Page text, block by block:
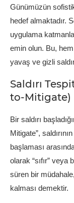
Günümüzün
hedef almaktadır.
uygulama
emin olun. Bu, hem
yavaş ve gizli
Saldırı
to-Mitigate)
Bir saldırı
Mitigate”,
başlaması
olarak “sıfır”
süren bir
kalması demektir.